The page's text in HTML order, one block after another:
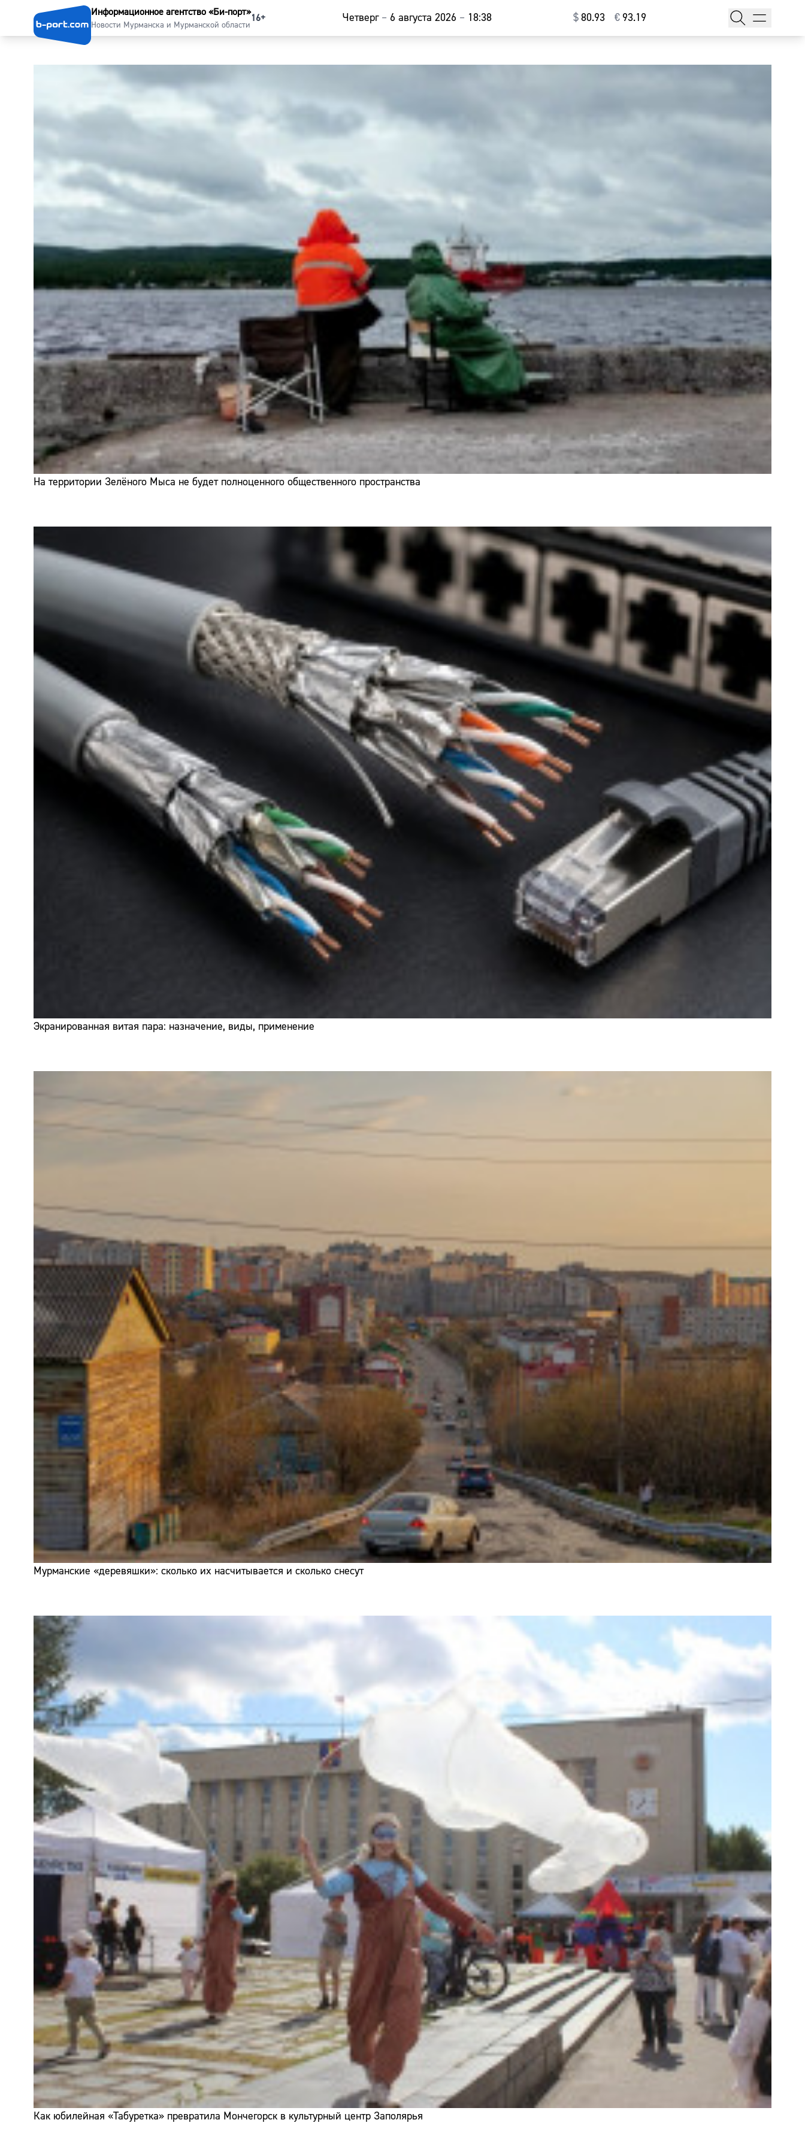
Информационное агентство «Би-порт»
Новости Мурманска и Мурманской области
16+ Четверг – 6 августа 2026 – 18:38 $⁠80.93 € ⁠93.19
На территории Зелёного Мыса не будет полноценного общественного пространства
Экранированная витая пара: назначение, виды, применение
Мурманские «деревяшки»: сколько их насчитывается и сколько снесут
Как юбилейная «Табуретка» превратила Мончегорск в культурный центр Заполярья
Наши гости
Погода
Курсы валют
Сайт:
Адрес:
Телефон: